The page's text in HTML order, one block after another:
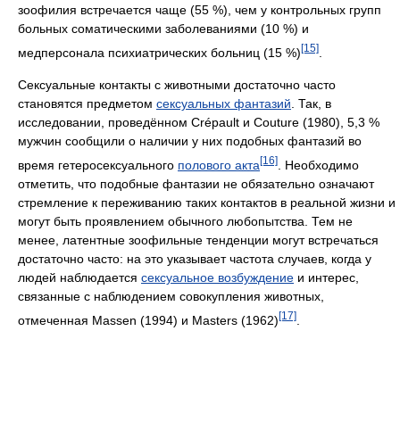
зоофилия встречается чаще (55 %), чем у контрольных групп
больных соматическими заболеваниями (10 %) и
медперсонала психиатрических больниц (15 %) [15]
Сексуальные контакты с животными достаточно часто
становятся предметом сексуальных фантазий . Так, в
исследовании, проведённом Crépault и Couture (1980), 5,3 %
мужчин сообщили о наличии у них подобных фантазий во
время гетеросексуального полового акта[16]
. Необходимо
отметить, что подобные фантазии не обязательно означают
стремление к переживанию таких контактов в реальной жизни и
могут быть проявлением обычного любопытства. Тем не
менее, латентные зоофильные тенденции могут встречаться
достаточно часто: на это указывает частота случаев, когда у
людей наблюдается сексуальное возбуждение и интерес,
связанные с наблюдением совокупления животных,
отмеченная Massen (1994) и Masters (1962)[17]